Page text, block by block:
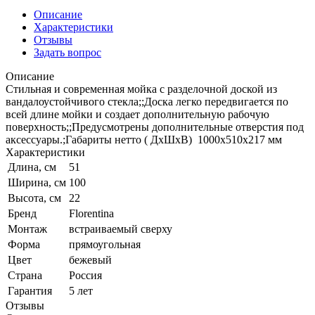
Описание
Характеристики
Отзывы
Задать вопрос
Описание
Стильная и современная мойка с разделочной доской из
вандалоустойчивого стекла;;Доска легко передвигается по
всей длине мойки и создает дополнительную рабочую
поверхность;;Предусмотрены дополнительные отверстия под
аксессуары.;Габариты нетто ( ДхШхВ) 1000х510х217 мм
Характеристики
Длина, см
51
Ширина, см 100
Высота, см
22
Бренд
Florentina
Монтаж
встраиваемый сверху
Форма
прямоугольная
Цвет
бежевый
Страна
Россия
Гарантия
5 лет
Отзывы